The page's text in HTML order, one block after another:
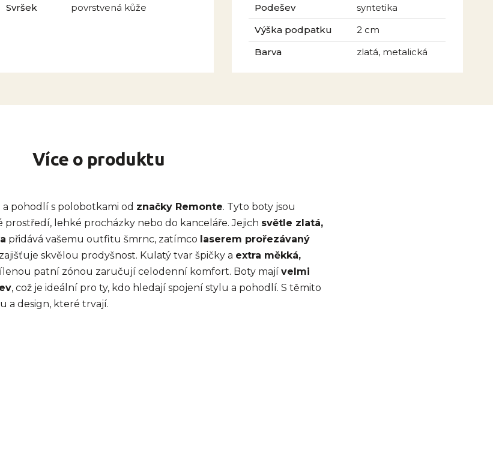
Svršek
povrstvená kůže
Podešev
syntetika
Výška podpatku
2 cm
Barva
zlatá, metalická
Více o produktu
pohodlí s polobotkami od značky Remonte. Tyto boty jsou
lehké procházky nebo do kanceláře. Jejich světle zlatá,
přidává vašemu outfitu šmrnc, zatímco laserem prořezávaný
skvělou prodyšnost. Kulatý tvar špičky a extra měkká,
patní zónou zaručují celodenní komfort. Boty mají velmi
, což je ideální pro ty, kdo hledají spojení stylu a pohodlí. S těmito
a design, které trvají.